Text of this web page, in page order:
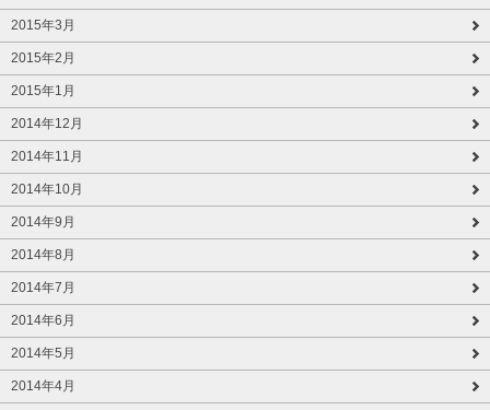
2015年3月
2015年2月
2015年1月
2014年12月
2014年11月
2014年10月
2014年9月
2014年8月
2014年7月
2014年6月
2014年5月
2014年4月